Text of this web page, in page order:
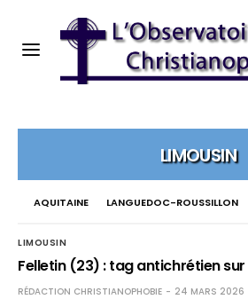
LIMOUSIN
AQUITAINE LANGUEDOC-ROUSSILLON
LIMOUSIN
Felletin (23) : tag antichrétien sur
RÉDACTION CHRISTIANOPHOBIE 24 MARS 2026